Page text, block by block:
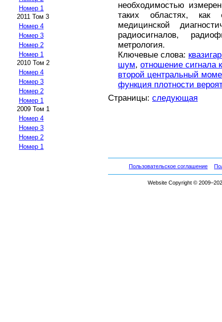
Номер 1
2011 Том 3
Номер 4
Номер 3
Номер 2
Номер 1
2010 Том 2
Номер 4
Номер 3
Номер 2
Номер 1
2009 Том 1
Номер 4
Номер 3
Номер 2
Номер 1
необходимостью
таких областях, как
медицинской
радиосигналов,
метрология.
Ключевые слова:
шум, отношение сигнала
второй центральный
функция плотности
Страницы: следующая
Пользовательское соглашение
Website Copyright ©